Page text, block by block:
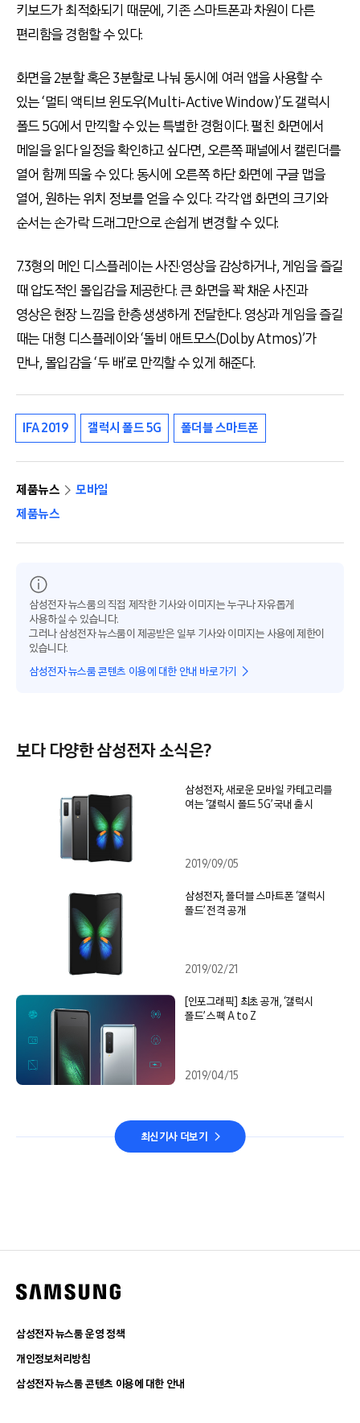
키보드가 최적화되기 때문에, 기존 스마트폰과 차원이 다른
편리함을 경험할 수 있다.
화면을 2분할 혹은 3분할로 나눠 동시에 여러 앱을 사용할 수
있는 ‘멀티 액티브 윈도우(Multi-Active Window)’도 갤럭시
폴드 5G에서 만끽할 수 있는 특별한 경험이다. 펼친 화면에서
메일을 읽다 일정을 확인하고 싶다면, 오른쪽 패널에서 캘린더를
열어 함께 띄울 수 있다. 동시에 오른쪽 하단 화면에 구글 맵을
열어, 원하는 위치 정보를 얻을 수 있다. 각각 앱 화면의 크기와
순서는 손가락 드래그만으로 손쉽게 변경할 수 있다.
7.3형의 메인 디스플레이는 사진·영상을 감상하거나, 게임을 즐길
때 압도적인 몰입감을 제공한다. 큰 화면을 꽉 채운 사진과
영상은 현장 느낌을 한층 생생하게 전달한다. 영상과 게임을 즐길
때는 대형 디스플레이와 ‘돌비 애트모스(Dolby Atmos)’가
만나, 몰입감을 ‘두 배’로 만끽할 수 있게 해준다.
IFA 2019 갤럭시 폴드 5G 폴더블 스마트폰
제품뉴스
모바일
제품뉴스
삼성전자 뉴스룸의 직접 제작한 기사와 이미지는 누구나 자유롭게
사용하실 수 있습니다.
그러나 삼성전자 뉴스룸이 제공받은 일부 기사와 이미지는 사용에 제한이
있습니다.
삼성전자 뉴스룸 콘텐츠 이용에 대한 안내 바로가기
보다 다양한 삼성전자 소식은?
삼성전자, 새로운 모바일 카테고리를
여는 ‘갤럭시 폴드 5G’ 국내 출시
2019/09/05
삼성전자, 폴더블 스마트폰 ‘갤럭시
폴드’ 전격 공개
2019/02/21
[인포그래픽] 최초 공개, ‘갤럭시
폴드’ 스펙 A to Z
2019/04/15
최신기사 더보기
삼성전자 뉴스룸 운영 정책
개인정보처리방침
삼성전자 뉴스룸 콘텐츠 이용에 대한 안내